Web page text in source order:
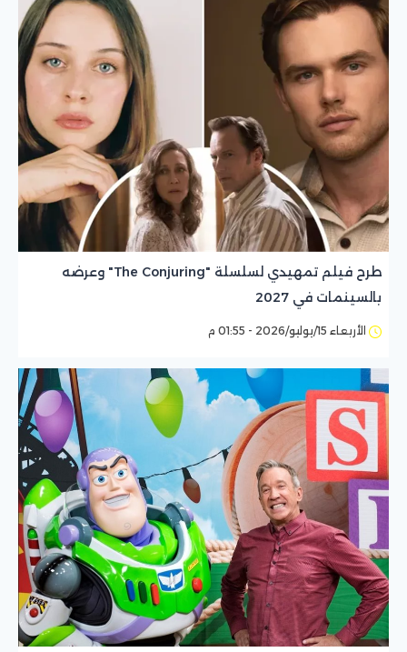
طرح فيلم تمهيدي لسلسلة "The Conjuring" وعرضه
بالسينمات في 2027
الأربعاء 15/يوليو/2026 - 01:55 م